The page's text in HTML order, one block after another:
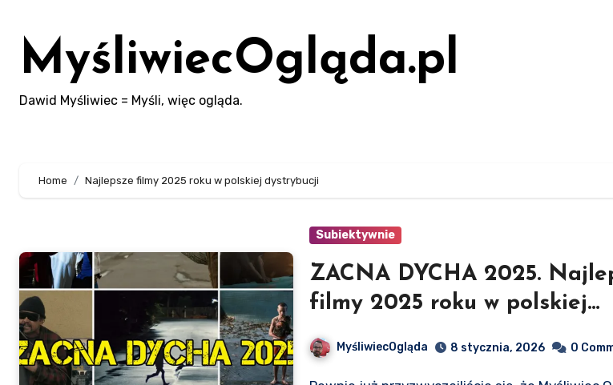
contentMyśliwiecOgląda.pl
Dawid Myśliwiec = Myśli, więc ogląda.
Home Najlepsze filmy 2025 roku w polskiej dystrybucji
Subiektywnie
ZACNA DYCHA 2025.
filmy 2025 roku w polskiej
dystrybucji
MyśliwiecOgląda 8 stycznia, 2026 0